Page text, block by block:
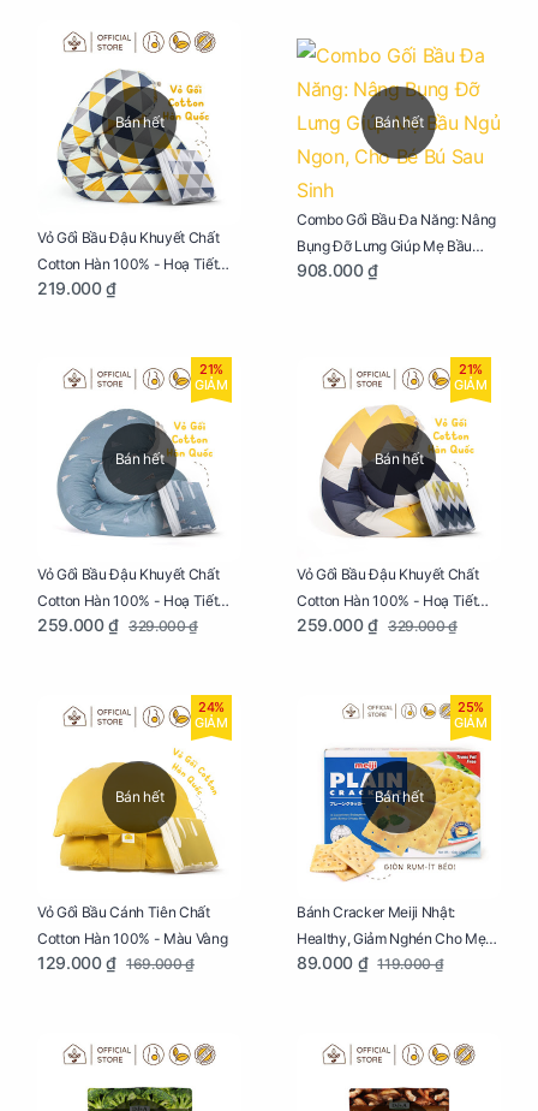
Bán hết
Vỏ Gối Bầu Đậu Khuyết Chất
Cotton Hàn 100% - Hoạ Tiết
Tam Giác
219.000 ₫
Bán hết
Combo Gối Bầu Đa Năng: Nâng
Bụng Đỡ Lưng Giúp Mẹ Bầu
Ngủ Ngon, Cho Bé Bú Sau Sinh
908.000 ₫
Bán hết
21%
GIẢM
Vỏ Gối Bầu Đậu Khuyết Chất
Cotton Hàn 100% - Hoạ Tiết
Thông Lạnh
259.000 ₫ 329.000 ₫
Bán hết
21%
GIẢM
Vỏ Gối Bầu Đậu Khuyết Chất
Cotton Hàn 100% - Hoạ Tiết
Ziczac
259.000 ₫ 329.000 ₫
Bán hết
24%
GIẢM
Vỏ Gối Bầu Cánh Tiên Chất
Cotton Hàn 100% - Màu Vàng
129.000 ₫ 169.000 ₫
Bán hết
25%
GIẢM
Bánh Cracker Meiji Nhật:
Healthy, Giảm Nghén Cho Mẹ
Bầu Hộp 104g
89.000 ₫ 119.000 ₫